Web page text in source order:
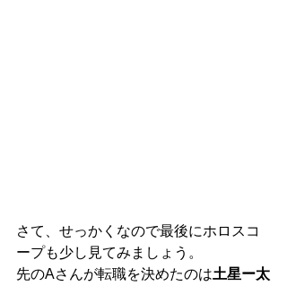
さて、せっかくなので最後にホロスコ
ープも少し見てみましょう。
先のAさんが転職を決めたのは土星ー太